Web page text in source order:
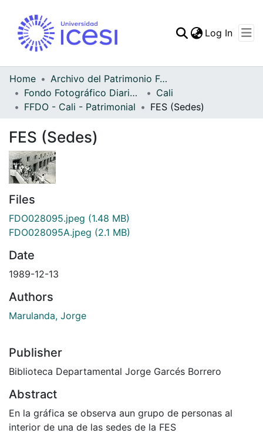
Statistics
Log In
Home
Archivo del Patrimonio Fotográfico y Fílmico del Valle del Cauca
Fondo Fotográfico Diario Occidente
Cali
FFDO - Cali - Patrimonial
FES (Sedes)
FES (Sedes)
Files
FDO028095.jpeg (1.48 MB)
FDO028095A.jpeg (2.1 MB)
Date
1989-12-13
Authors
Marulanda, Jorge
Publisher
Biblioteca Departamental Jorge Garcés Borrero
Abstract
En la gráfica se observa aun grupo de personas al
interior de una de las sedes de la FES